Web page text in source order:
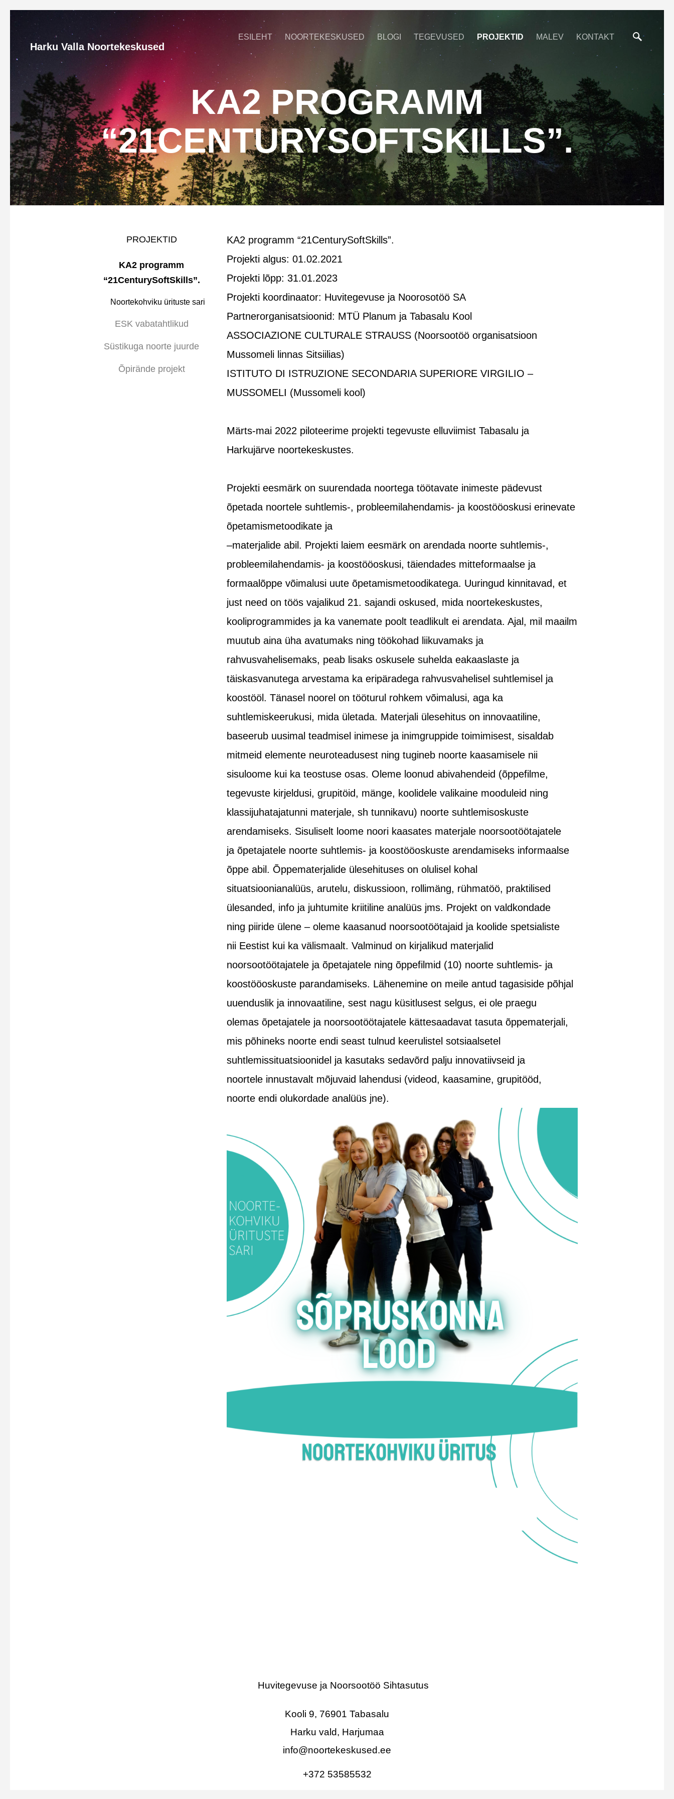
Harku Valla Noortekeskused
ESILEHT NOORTEKESKUSED BLOGI TEGEVUSED PROJEKTID MALEV KONTAKT
KA2 PROGRAMM
“21CENTURYSOFTSKILLS”.
PROJEKTID
KA2 programm
“21CenturySoftSkills”.
Noortekohviku ürituste sari
ESK vabatahtlikud
Süstikuga noorte juurde
Õpirände projekt
KA2 programm “21CenturySoftSkills”.
Projekti algus: 01.02.2021
Projekti lõpp: 31.01.2023
Projekti koordinaator: Huvitegevuse ja Noorosotöö SA
Partnerorganisatsioonid: MTÜ Planum ja Tabasalu Kool
ASSOCIAZIONE CULTURALE STRAUSS (Noorsootöö organisatsioon
Mussomeli linnas Sitsiilias)
ISTITUTO DI ISTRUZIONE SECONDARIA SUPERIORE VIRGILIO –
MUSSOMELI (Mussomeli kool)
Märts-mai 2022 piloteerime projekti tegevuste elluviimist Tabasalu ja
Harkujärve noortekeskustes.
Projekti eesmärk on suurendada noortega töötavate inimeste pädevust
õpetada noortele suhtlemis-, probleemilahendamis- ja koostööoskusi erinevate
õpetamismetoodikate ja
–materjalide abil. Projekti laiem eesmärk on arendada noorte suhtlemis-,
probleemilahendamis- ja koostööoskusi, täiendades mitteformaalse ja
formaalõppe võimalusi uute õpetamismetoodikatega. Uuringud kinnitavad, et
just need on töös vajalikud 21. sajandi oskused, mida noortekeskustes,
kooliprogrammides ja ka vanemate poolt teadlikult ei arendata. Ajal, mil maailm
muutub aina üha avatumaks ning töökohad liikuvamaks ja
rahvusvahelisemaks, peab lisaks oskusele suhelda eakaaslaste ja
täiskasvanutega arvestama ka eripäradega rahvusvahelisel suhtlemisel ja
koostööl. Tänasel noorel on tööturul rohkem võimalusi, aga ka
suhtlemiskeerukusi, mida ületada. Materjali ülesehitus on innovaatiline,
baseerub uusimal teadmisel inimese ja inimgruppide toimimisest, sisaldab
mitmeid elemente neuroteadusest ning tugineb noorte kaasamisele nii
sisuloome kui ka teostuse osas. Oleme loonud abivahendeid (õppefilme,
tegevuste kirjeldusi, grupitöid, mänge, koolidele valikaine mooduleid ning
klassijuhatajatunni materjale, sh tunnikavu) noorte suhtlemisoskuste
arendamiseks. Sisuliselt loome noori kaasates materjale noorsootöötajatele
ja õpetajatele noorte suhtlemis- ja koostööoskuste arendamiseks informaalse
õppe abil. Õppematerjalide ülesehituses on olulisel kohal
situatsioonianalüüs, arutelu, diskussioon, rollimäng, rühmatöö, praktilised
ülesanded, info ja juhtumite kriitiline analüüs jms. Projekt on valdkondade
ning piiride ülene – oleme kaasanud noorsootöötajaid ja koolide spetsialiste
nii Eestist kui ka välismaalt. Valminud on kirjalikud materjalid
noorsootöötajatele ja õpetajatele ning õppefilmid (10) noorte suhtlemis- ja
koostööoskuste parandamiseks. Lähenemine on meile antud tagasiside põhjal
uuenduslik ja innovaatiline, sest nagu küsitlusest selgus, ei ole praegu
olemas õpetajatele ja noorsootöötajatele kättesaadavat tasuta õppematerjali,
mis põhineks noorte endi seast tulnud keerulistel sotsiaalsetel
suhtlemissituatsioonidel ja kasutaks sedavõrd palju innovatiivseid ja
noortele innustavalt mõjuvaid lahendusi (videod, kaasamine, grupitööd,
noorte endi olukordade analüüs jne).
Huvitegevuse ja Noorsootöö Sihtasutus
Kooli 9, 76901 Tabasalu
Harku vald, Harjumaa
info@noortekeskused.ee
+372 53585532